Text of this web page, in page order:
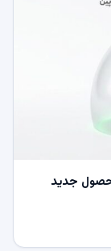
جدید